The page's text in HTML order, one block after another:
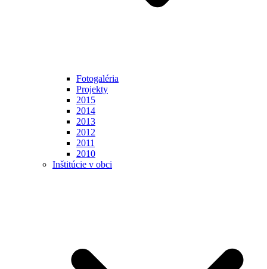
Fotogaléria
Projekty
2015
2014
2013
2012
2011
2010
Inštitúcie v obci